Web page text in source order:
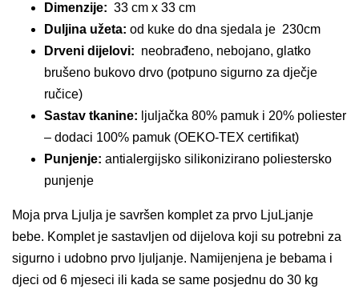
Dimenzije: 33 cm x 33 cm
Duljina užeta: od kuke do dna sjedala je 230cm
Drveni dijelovi: neobrađeno, nebojano, glatko
brušeno bukovo drvo (potpuno sigurno za dječje
ručice)
Sastav tkanine: ljuljačka 80% pamuk i 20% poliester
– dodaci 100% pamuk (OEKO-TEX certifikat)
Punjenje: antialergijsko silikonizirano poliestersko
punjenje
Moja prva Ljulja je savršen komplet za prvo LjuLjanje
bebe. Komplet je sastavljen od dijelova koji su potrebni za
sigurno i udobno prvo ljuljanje. Namijenjena je bebama i
djeci od 6 mjeseci ili kada se same posjednu do 30 kg